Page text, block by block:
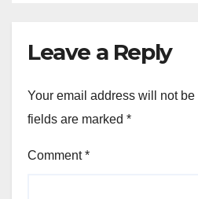
Leave a Reply
Your email address will not
fields are marked *
Comment*